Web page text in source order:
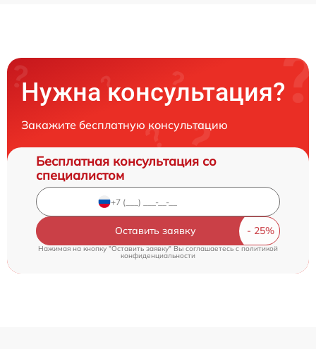
Нужна консультация?
Закажите бесплатную консультацию
Бесплатная консультация со
специалистом
Оставить заявку
Нажимая на кнопку "Оставить заявку" Вы соглашаетесь cполитикой
конфиденциальности